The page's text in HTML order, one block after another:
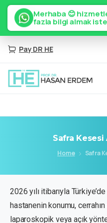
Merhaba 😊
fazla bilgi almak
Pay DR HE
Safra Kesesi
Home Safra
2026 yılı itibarıyla
hastanenin konumu,
laparoskopik veya açık